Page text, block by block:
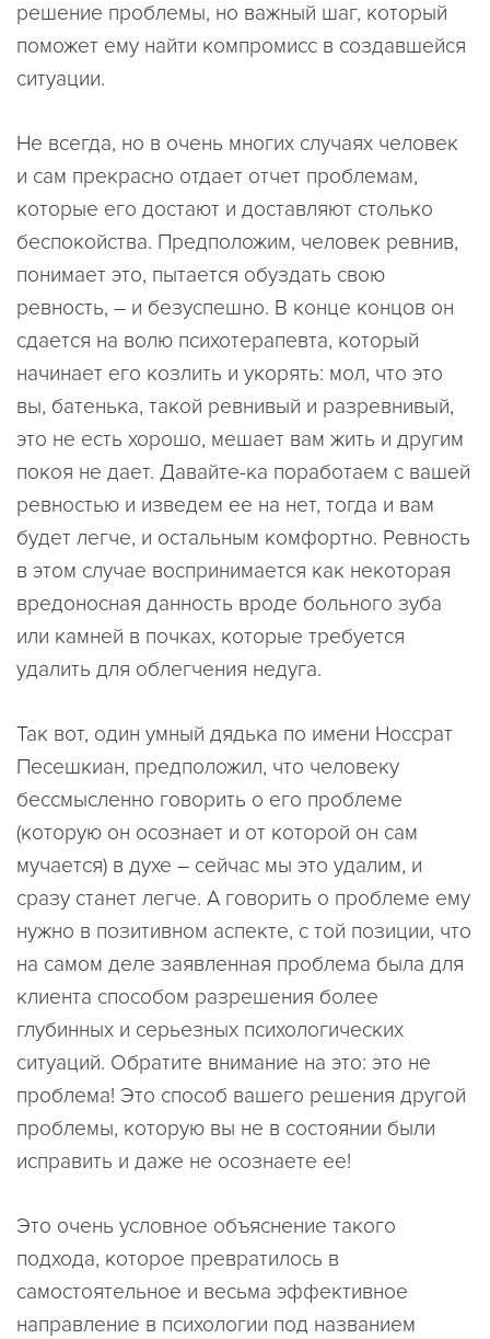
решение проблемы, но важный шаг, который
поможет ему найти компромисс в создавшейся
ситуации.
Не всегда, но в очень многих случаях человек
и сам прекрасно отдает отчет проблемам,
которые его достают и доставляют столько
беспокойства. Предположим, человек ревнив,
понимает это, пытается обуздать свою
ревность, – и безуспешно. В конце концов он
сдается на волю психотерапевта, который
начинает его козлить и укорять: мол, что это
вы, батенька, такой ревнивый и разревнивый,
это не есть хорошо, мешает вам жить и другим
покоя не дает. Давайте-ка поработаем с вашей
ревностью и изведем ее на нет, тогда и вам
будет легче, и остальным комфортно. Ревность
в этом случае воспринимается как некоторая
вредоносная данность вроде больного зуба
или камней в почках, которые требуется
удалить для облегчения недуга.
Так вот, один умный дядька по имени Носсрат
Песешкиан, предположил, что человеку
бессмысленно говорить о его проблеме
(которую он осознает и от которой он сам
мучается) в духе – сейчас мы это удалим, и
сразу станет легче. А говорить о проблеме ему
нужно в позитивном аспекте, с той позиции, что
на самом деле заявленная проблема была для
клиента способом разрешения более
глубинных и серьезных психологических
ситуаций. Обратите внимание на это: это не
проблема! Это способ вашего решения другой
проблемы, которую вы не в состоянии были
исправить и даже не осознаете ее!
Это очень условное объяснение такого
подхода, которое превратилось в
самостоятельное и весьма эффективное
направление в психологии под названием